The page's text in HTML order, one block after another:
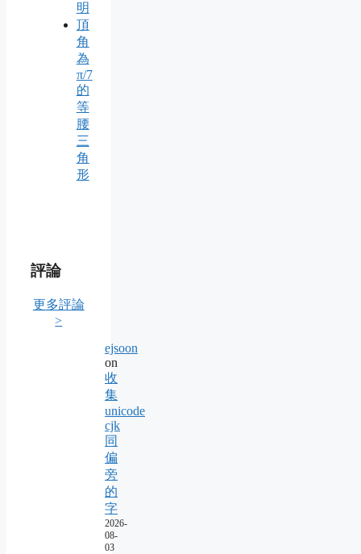
明
頂
角
為
π/7
的
等
腰
三
角
形
評論
更多評論
>
ejsoon
on
收
集
unicode
cjk
同
偏
旁
的
字
2026-
08-
03